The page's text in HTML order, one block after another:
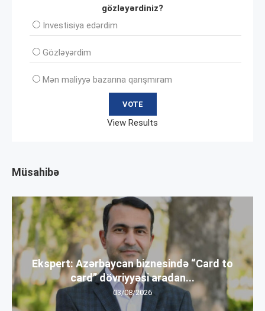
gözləyərdiniz?
İnvеstisiya edərdim
Gözləyərdim
Mən maliyyə bazarına qarışmıram
View Results
Müsahibə
Ekspert: Azərbaycan biznesində “Card to
card” dövriyyəsi aradan...
03/08/2026